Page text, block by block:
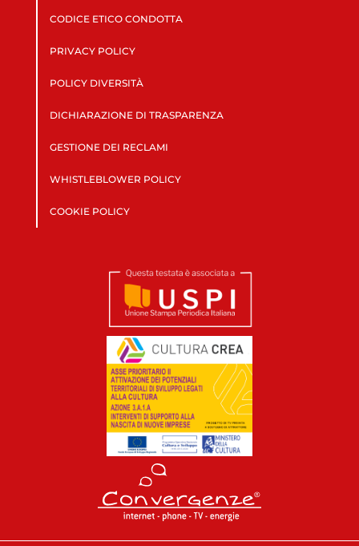
CODICE ETICO CONDOTTA
PRIVACY POLICY
POLICY DIVERSITÀ
DICHIARAZIONE DI TRASPARENZA
GESTIONE DEI RECLAMI
WHISTLEBLOWER POLICY
COOKIE POLICY